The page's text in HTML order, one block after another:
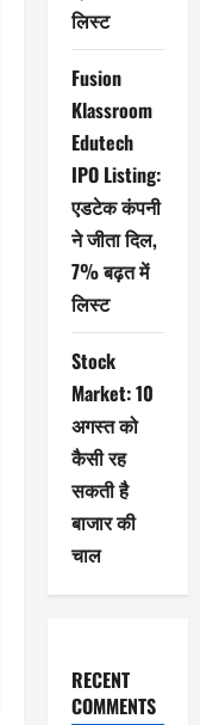
लिस्ट
Fusion
Klassroom
Edutech
IPO Listing:
एडटेक कंपनी
ने जीता दिल,
7% बढ़त में
लिस्ट
Stock
Market: 10
अगस्त को
कैसी रह
सकती है
बाजार की
चाल
RECENT
COMMENTS